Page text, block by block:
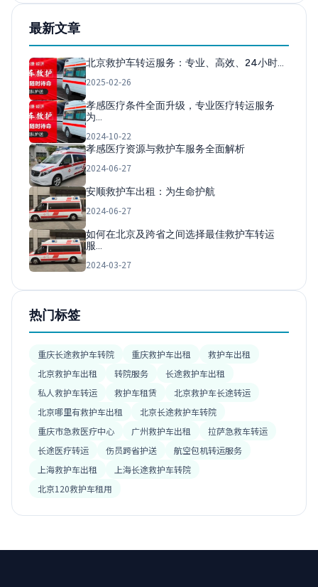
最新文章
北京救护车转运服务：专业、高效、24小时…
2025-02-26
孝感医疗条件全面升级，专业医疗转运服务
为…
2024-10-22
孝感医疗资源与救护车服务全面解析
2024-06-27
安顺救护车出租：为生命护航
2024-06-27
如何在北京及跨省之间选择最佳救护车转运
服…
2024-03-27
热门标签
重庆长途救护车转院 重庆救护车出租
救护车出租
北京救护车出租
转院服务
长途救护车出租
私人救护车转运
救护车租赁
北京救护车长途转运
北京哪里有救护车出租
北京长途救护车转院
重庆市急救医疗中心
广州救护车出租
拉萨急救车转运
长途医疗转运
伤员跨省护送
航空包机转运服务
上海救护车出租
上海长途救护车转院
北京120救护车租用